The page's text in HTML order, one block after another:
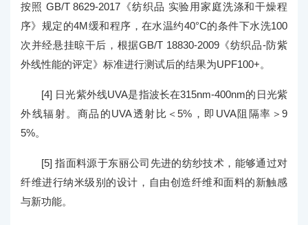
按照 GB/T 8629-2017《纺织品 实验用家庭洗涤和干燥程
序》规定的4M缓和程序，在水温约40°C的条件下水洗100
次并经悬挂晾干后，根据GB/T 18830-2009《纺织品-防紫
外线性能的评定》标准进行测试后的结果为UPF100+。
[4] 日光紫外线UVA是指波长在315nm-400nm的日光紫
外线辐射。商品的UVA透射比＜5%，即UVA阻隔率＞9
5%。
[5] 指面料源于东丽公司先进的纺纱技术，能够通过对
纤维进行纳米级别的设计，自由创造纤维和面料的新触感
与新功能。